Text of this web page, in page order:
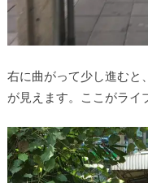
右に曲がって少し進むと
が見えます。ここがライ